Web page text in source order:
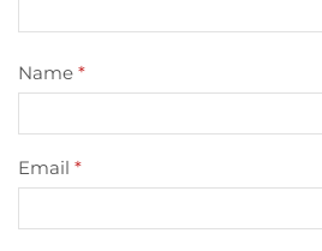
Name *
Email *